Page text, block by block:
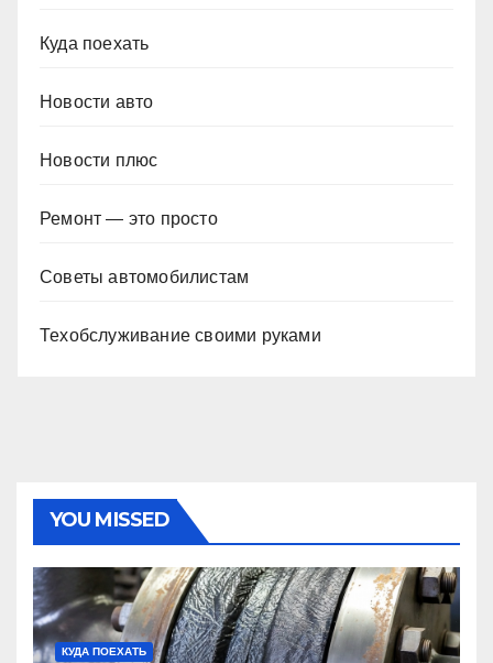
Куда поехать
Новости авто
Новости плюс
Ремонт — это просто
Советы автомобилистам
Техобслуживание своими руками
YOU MISSED
КУДА ПОЕХАТЬ